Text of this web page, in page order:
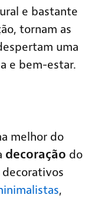
e bastante
tornam as
uma
e bem-estar.
melhor do
decoração do
,